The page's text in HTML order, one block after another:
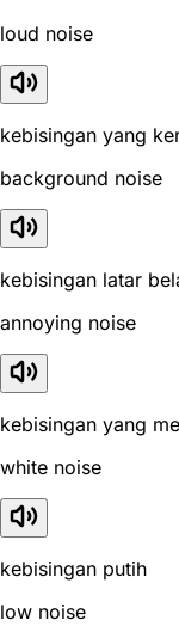
loud noise
kebisingan yang
background noise
kebisingan latar
annoying noise
kebisingan yang
white noise
kebisingan putih
low noise